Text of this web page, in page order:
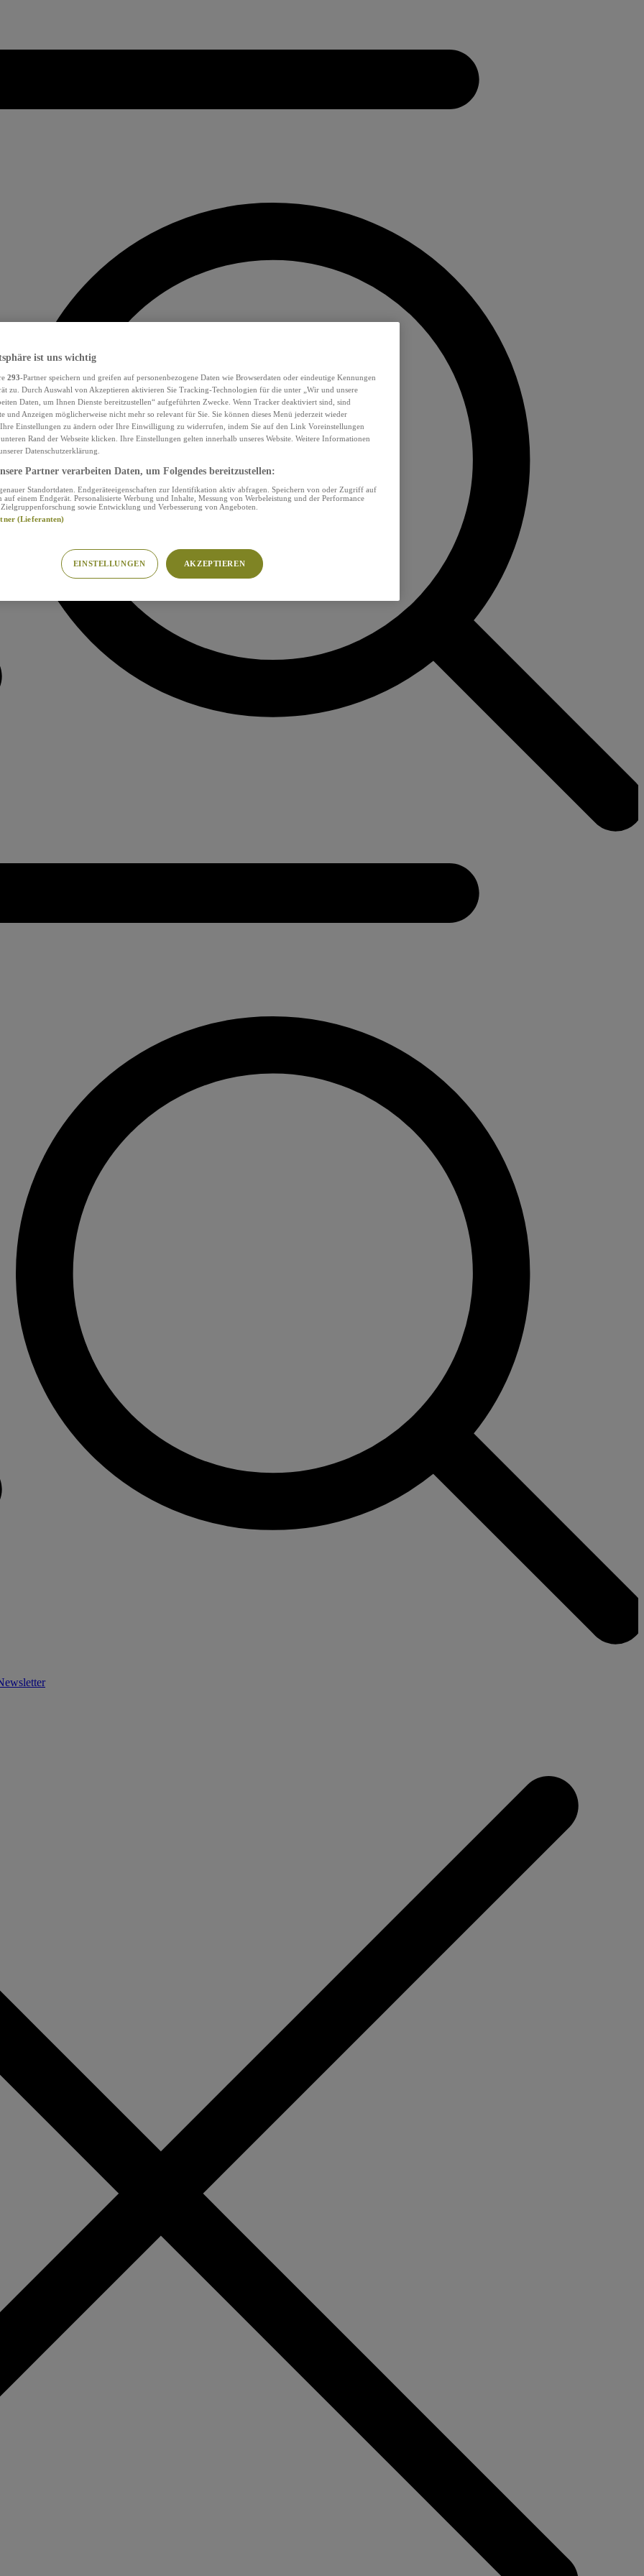
ist uns wichtig
293-Partner speichern und greifen auf personenbezogene Daten wie Browserdaten oder eindeutige Kennungen
zu. Durch Auswahl von Akzeptieren aktivieren Sie Tracking-Technologien für die unter „Wir und unsere
Daten, um Ihnen Dienste bereitzustellen“ aufgeführten Zwecke. Wenn Tracker deaktiviert sind, sind
und Anzeigen möglicherweise nicht mehr so relevant für Sie. Sie können dieses Menü jederzeit wieder
Einstellungen zu ändern oder Ihre Einwilligung zu widerrufen, indem Sie auf den Link Voreinstellungen
Rand der Webseite klicken. Ihre Einstellungen gelten innerhalb unseres Website. Weitere Informationen
Datenschutzerklärung.
Partner verarbeiten Daten, um Folgendes bereitzustellen:
Standortdaten. Endgeräteeigenschaften zur Identifikation aktiv abfragen. Speichern von oder Zugriff auf
einem Endgerät. Personalisierte Werbung und Inhalte, Messung von Werbeleistung und der Performance
sowie Entwicklung und Verbesserung von Angeboten.
(Lieferanten)
EINSTELLUNGEN AKZEPTIEREN